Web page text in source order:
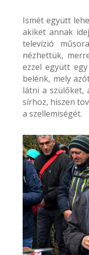
Ismét együtt
akiket annak
televízió
nézhettük,
ezzel együtt
belénk, mely
látni a szülőket,
sírhoz, hiszen
a szellemiségét.